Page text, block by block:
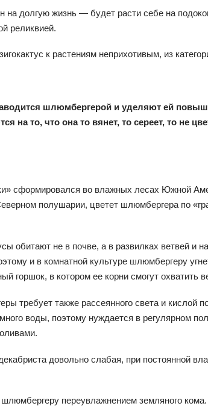
на долгую жизнь — будет расти себе на
реликвией.
к растениям неприхотивым, из
шлюмбергерой и уделяют ей
на то, что она то вянет, то сереет, то не
сформировался во влажных лесах Южной
полушарии, цветет шлюмбергера по
обитают не в почве, а в развилках ветвей и
и в комнатной культуре шлюмбергеру
горшок, в котором ее корни смогут охватить
требует также рассеянного света и кислой
воды, поэтому нуждается в регулярном
довольно слабая, при постоянной
шлюмбергеру переувлажнением земляного